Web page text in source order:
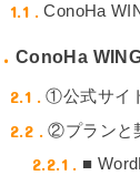
1.1 ConoHa
ConoHa
2.1 ①公式サイ
2.2 ②プランと
2.2.1 ■